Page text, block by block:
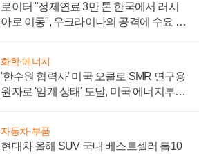
로이터 "정제연료 3만 톤 한국에서 러시
아로 이동", 우크라이나의 공격에 수요 늘
화학·에너지
'한수원 협력사' 미국 오클로 SMR 연구용
원자로 '임계 상태' 도달, 미국 에너지부
자동차·부품
현대차 올해 SUV 국내 베스트셀러 톱10